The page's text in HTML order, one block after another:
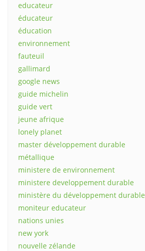
educateur
éducateur
éducation
environnement
fauteuil
gallimard
google news
guide michelin
guide vert
jeune afrique
lonely planet
master développement durable
métallique
ministere de environnement
ministere developpement durable
ministère du développement durable
moniteur educateur
nations unies
new york
nouvelle zélande